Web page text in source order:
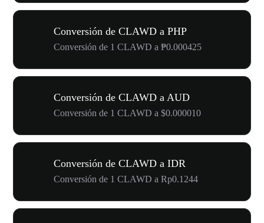
Conversión de CLAWD a PHP
Conversión de 1 CLAWD a ₱0.000425
Conversión de CLAWD a AUD
Conversión de 1 CLAWD a $0.000010
Conversión de CLAWD a IDR
Conversión de 1 CLAWD a Rp0.1244